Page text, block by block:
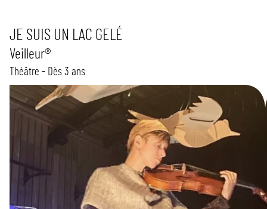
JE SUIS UN LAC GELÉ
Veilleur®
Théâtre - Dès 3 ans